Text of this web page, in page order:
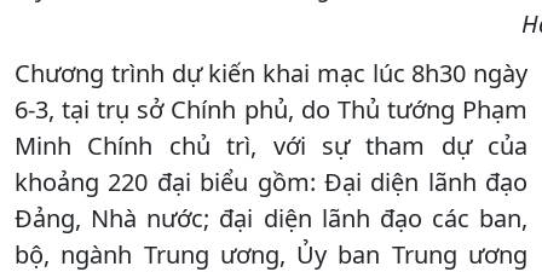
Chương trình dự kiến khai mạc lúc 8h30 ngày
6-3, tại trụ sở Chính phủ, do Thủ tướng Phạm
Minh Chính chủ trì, với sự tham dự của
khoảng 220 đại biểu gồm: Đại diện lãnh đạo
Đảng, Nhà nước; đại diện lãnh đạo các ban,
bộ, ngành Trung ương, Ủy ban Trung ương